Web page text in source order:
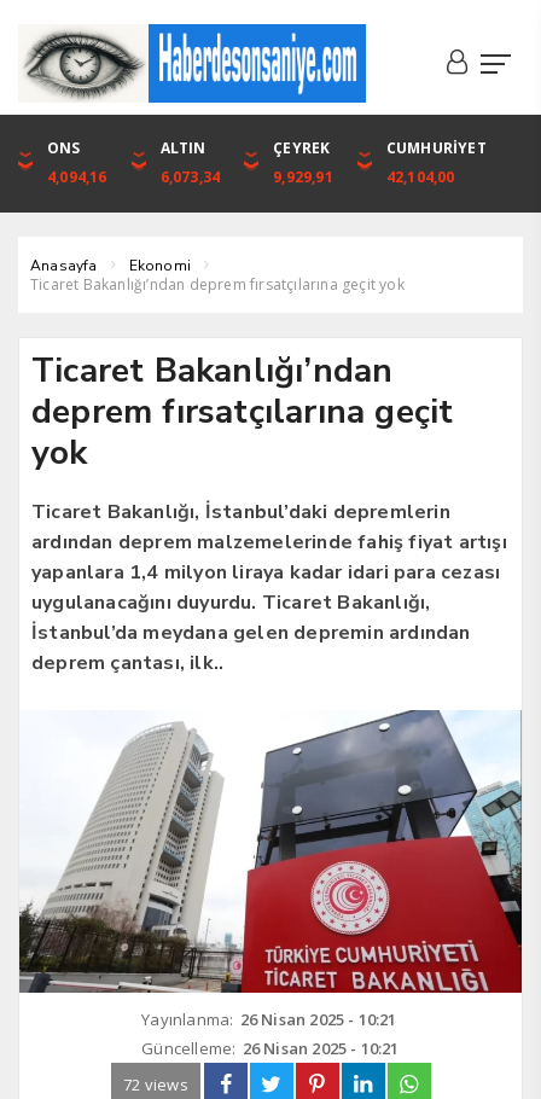
DOLAR
46,1316
EURO
53,3001
ALTIN
6,073,34
BIST
1.720,92
ONS
4,094,16
ALTIN
6,073,34
ÇEYREK
9,929,91
CUMHURİYET
42,104,00
Anasayfa Ekonomi
Ticaret Bakanlığı’ndan deprem fırsatçılarına geçit yok
Ticaret Bakanlığı’ndan
deprem fırsatçılarına geçit
yok
Ticaret Bakanlığı, İstanbul’daki depremlerin
ardından deprem malzemelerinde fahiş fiyat artışı
yapanlara 1,4 milyon liraya kadar idari para cezası
uygulanacağını duyurdu. Ticaret Bakanlığı,
İstanbul’da meydana gelen depremin ardından
deprem çantası, ilk..
Yayınlanma: 26 Nisan 2025 - 10:21
Güncelleme: 26 Nisan 2025 - 10:21
72 views